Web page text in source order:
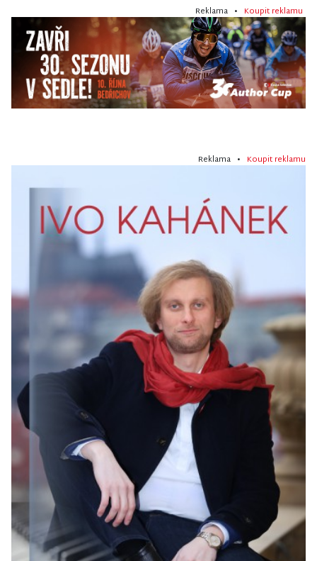
Reklama • Koupit reklamu
Reklama • Koupit reklamu